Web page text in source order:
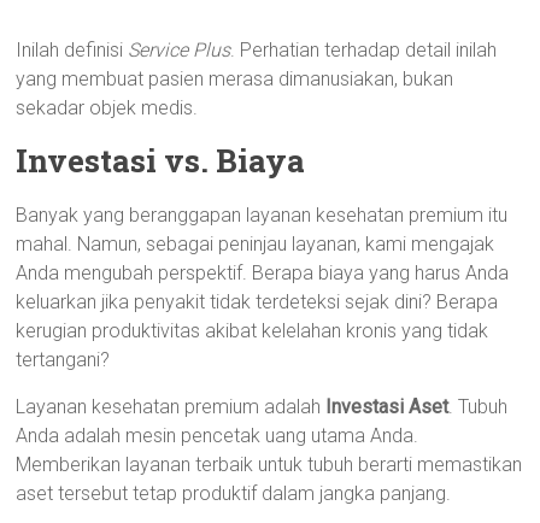
Inilah definisi Service Plus. Perhatian terhadap detail inilah
yang membuat pasien merasa dimanusiakan, bukan
sekadar objek medis.
Investasi vs. Biaya
Banyak yang beranggapan layanan kesehatan premium itu
mahal. Namun, sebagai peninjau layanan, kami mengajak
Anda mengubah perspektif. Berapa biaya yang harus Anda
keluarkan jika penyakit tidak terdeteksi sejak dini? Berapa
kerugian produktivitas akibat kelelahan kronis yang tidak
tertangani?
Layanan kesehatan premium adalah Investasi Aset. Tubuh
Anda adalah mesin pencetak uang utama Anda.
Memberikan layanan terbaik untuk tubuh berarti memastikan
aset tersebut tetap produktif dalam jangka panjang.